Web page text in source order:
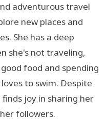
adventurous travel
new places and
She has a deep
she's not traveling,
food and spending
to swim. Despite
joy in sharing her
followers.